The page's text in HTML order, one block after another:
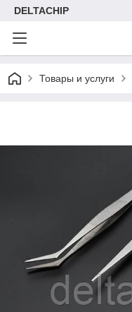
DELTACHIP
Товары и услуги